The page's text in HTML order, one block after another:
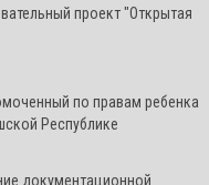
проект "Открытая
по правам ребенка
Республике
документационной